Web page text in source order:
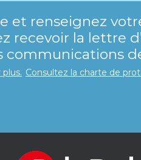
et renseignez
recevoir la lettre
communications
plus. Consultez la charte de